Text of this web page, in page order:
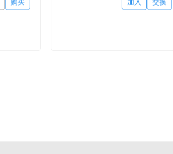
购买 交换
加入